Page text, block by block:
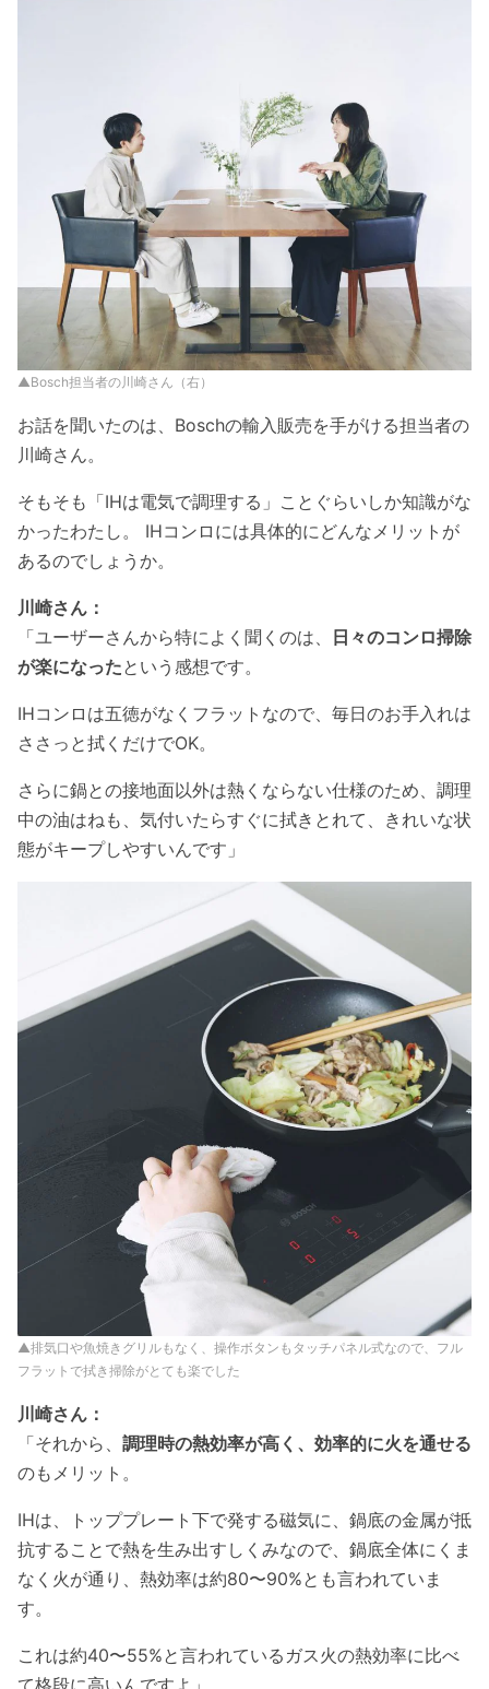
▲Bosch担当者の川崎さん（右）
お話を聞いたのは、Boschの輸入販売を手がける担当者の
川崎さん。
そもそも「IHは電気で調理する」ことぐらいしか知識がな
かったわたし。 IHコンロには具体的にどんなメリットが
あるのでしょうか。
川崎さん：
「ユーザーさんから特によく聞くのは、 日々のコンロ掃除
が楽になったという感想です。
IHコンロは五徳がなくフラットなので、毎日のお手入れは
ささっと拭くだけでOK。
さらに鍋との接地面以外は熱くならない仕様のため、調理
中の油はねも、気付いたらすぐに拭きとれて、きれいな状
態がキープしやすいんです」
▲排気口や魚焼きグリルもなく、操作ボタンもタッチパネル式なので、フル
フラットで拭き掃除がとても楽でした
川崎さん：
「それから、 調理時の熱効率が高く、効率的に火を通せる
のもメリット。
IHは、トッププレート下で発する磁気に、鍋底の金属が抵
抗することで熱を生み出すしくみなので、鍋底全体にくま
なく火が通り、熱効率は約80〜90%とも言われていま
す。
これは約40〜55%と言われているガス火の熱効率に比べ
て格段に高いんですよ」